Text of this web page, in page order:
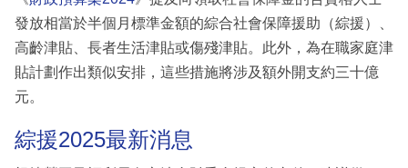
發放相當於半個月標準金額的綜合社會保障援助（綜援）、
高齡津貼、長者生活津貼或傷殘津貼。此外，為在職家庭津
貼計劃作出類似安排，這些措施將涉及額外開支約三十億
元。
綜援2025最新消息